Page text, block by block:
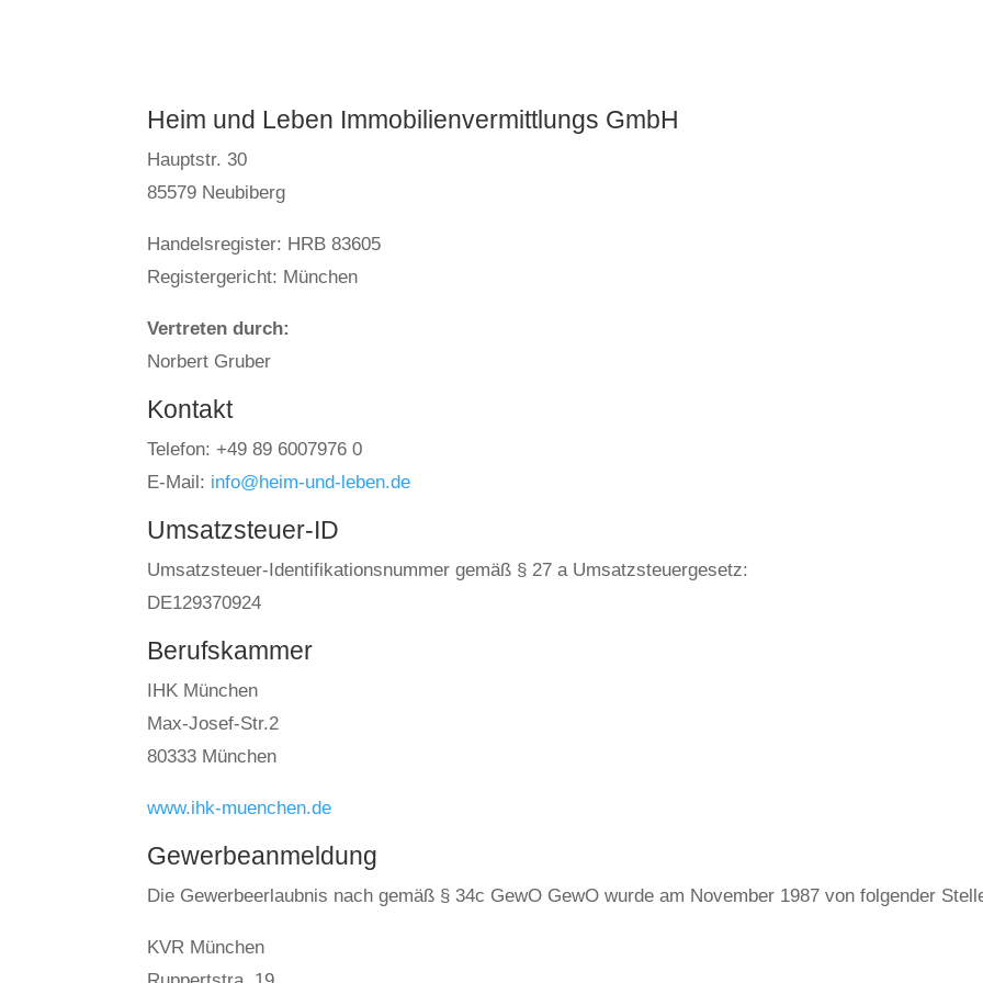
Heim und Leben Immobilienvermittlungs GmbH
Hauptstr. 30
85579 Neubiberg
Handelsregister: HRB 83605
Registergericht: München
Vertreten durch:
Norbert Gruber
Kontakt
Telefon: +49 89 6007976 0
E-Mail: info@heim-und-leben.de
Umsatzsteuer-ID
Umsatzsteuer-Identifikationsnummer gemäß § 27 a Umsatzsteuergesetz:
DE129370924
Berufskammer
IHK München
Max-Josef-Str.2
80333 München
www.ihk-muenchen.de
Gewerbeanmeldung
Die Gewerbeerlaubnis nach gemäß § 34c GewO GewO wurde am November 1987 von folgender
KVR München